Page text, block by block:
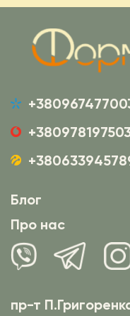
Блог
Про нас
пр-т